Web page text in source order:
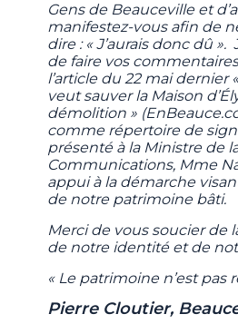
Gens de Beauceville et
manifestez-vous afin de
dire : « J’aurais donc dû
de faire vos
l’article du 22 mai dernier
veut sauver la Maison
démolition »
comme répertoire de
présenté à la Ministre de
Communications, Mme
appui à la démarche
de notre patrimoine bâti.
Merci de vous soucier de
de notre identité et de
« Le patrimoine n’est pas
Pierre Cloutier,